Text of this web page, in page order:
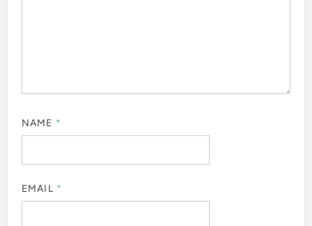
NAME *
EMAIL *